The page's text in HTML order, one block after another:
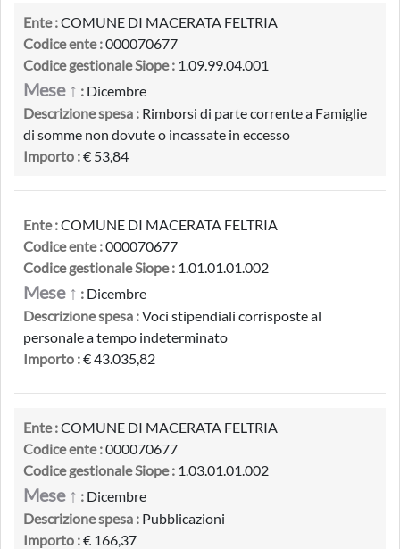
Ente :COMUNE DI MACERATA FELTRIA
Codice ente :000070677
Codice gestionale Siope : 1.09.99.04.001
Mese ↑ : Dicembre
Descrizione spesa : Rimborsi di parte corrente a Famiglie
di somme non dovute o incassate in eccesso
Importo :€ 53,84
Ente :COMUNE DI MACERATA FELTRIA
Codice ente :000070677
Codice gestionale Siope : 1.01.01.01.002
Mese ↑ : Dicembre
Descrizione spesa :Voci stipendiali corrisposte al
personale a tempo indeterminato
Importo :€ 43.035,82
Ente :COMUNE DI MACERATA FELTRIA
Codice ente :000070677
Codice gestionale Siope : 1.03.01.01.002
Mese ↑ : Dicembre
Descrizione spesa : Pubblicazioni
Importo :€ 166,37